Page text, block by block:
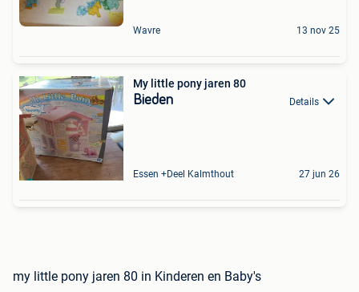
Wavre 13 nov 25
My little pony jaren 80
Bieden Details
Essen +Deel Kalmthout 27 jun 26
my little pony jaren 80 in Kinderen en Baby's